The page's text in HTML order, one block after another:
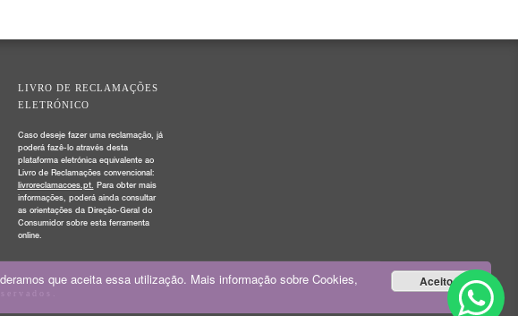
LIVRO DE RECLAMAÇÕES
ELETRÓNICO
Caso deseje fazer uma reclamação, já
poderá fazê-lo através desta
plataforma eletrónica equivalente ao
Livro de Reclamações convencional:
livroreclamacoes.pt. Para obter mais
informações, poderá ainda consultar
as orientações da Direção-Geral do
Consumidor sobre esta ferramenta
online.
que aceita essa utilização. Mais informação sobre Cookies,
Aceito